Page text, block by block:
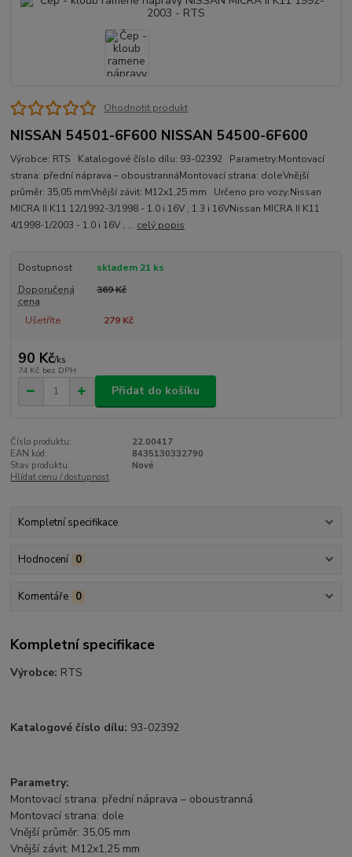
Ohodnotit produkt
NISSAN 54501-6F600 NISSAN 54500-6F600
Výrobce: RTS Katalogové číslo dílu: 93-02392 Parametry:Montovací
strana: přední náprava – oboustrannáMontovací strana: doleVnější
průměr: 35,05 mmVnější závit: M12x1,25 mm Určeno pro vozy:Nissan
MICRA II K11 12/1992-3/1998 - 1.0 i 16V , 1.3 i 16VNissan MICRA II K11
4/1998-1/2003 - 1.0 i 16V , ... celý popis
Dostupnost
skladem 21 ks
Doporučená
cena
369 Kč
Ušetříte 279 Kč
90 Kč/ks
74 Kč bez DPH
Přidat do košíku
Číslo produktu:
22.00417
EAN kód:
8435130332790
Stav produktu:
Nové
Hlídat cenu / dostupnost
Kompletní specifikace
Hodnocení 0
Komentáře 0
Kompletní specifikace
Výrobce: RTS
Katalogové číslo dílu: 93-02392
Parametry:
Montovací strana: přední náprava – oboustranná
Montovací strana: dole
Vnější průměr: 35,05 mm
Vnější závit: M12x1,25 mm